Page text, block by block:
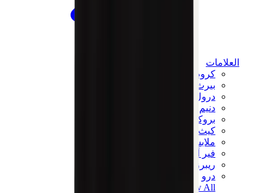
العلامات
كروم هارتس
بيرث أوف رويال تشايلد
درول دو مونسيور
دنيم تيرز
بروكن بلانت
كيث
ملابس ترافيس سكوت
فير أوف غاد × إيسنشالز
ريبرزنت
درو
View All